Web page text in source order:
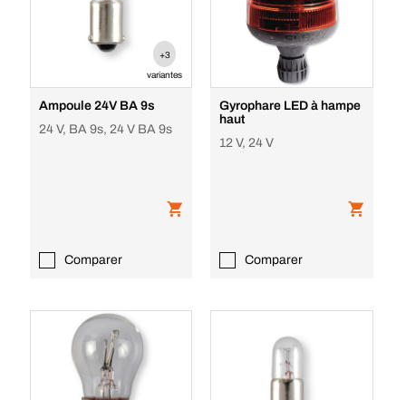
+3
variantes
Ampoule 24V BA 9s
24 V, BA 9s, 24 V BA 9s
Comparer
Gyrophare LED à hampe
haut
12 V, 24 V
Comparer